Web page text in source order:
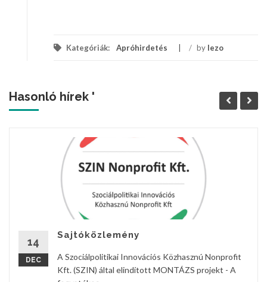
Kategóriák: Apróhirdetés / by lezo
Hasonló hírek '
14
DEC
Sajtóközlemény
A Szociálpolitikai Innovációs Közhasznú Nonprofit
Kft. (SZIN) által elindított MONTÁZS projekt - A